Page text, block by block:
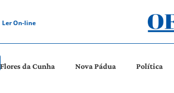
Ler On-line
Flores da Cunha Nova Pádua Política